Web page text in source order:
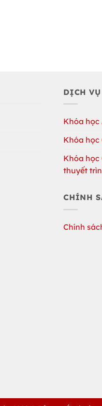
DỊCH VỤ
Khóa học
Khóa học
Khóa học
thuyết
CHÍNH
Chính